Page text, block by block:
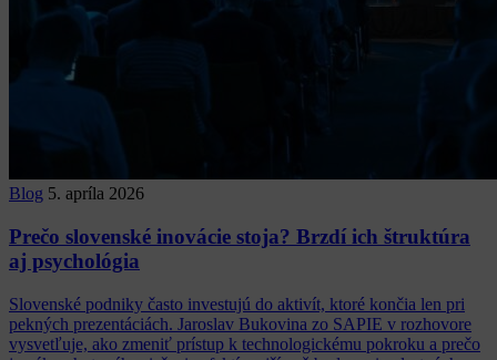
Blog 5. apríla 2026
Prečo slovenské inovácie stoja? Brzdí ich štruktúra
aj psychológia
Slovenské podniky často investujú do aktivít, ktoré končia len pri
pekných prezentáciách. Jaroslav Bukovina zo SAPIE v rozhovore
vysvetľuje, ako zmeniť prístup k technologickému pokroku a prečo